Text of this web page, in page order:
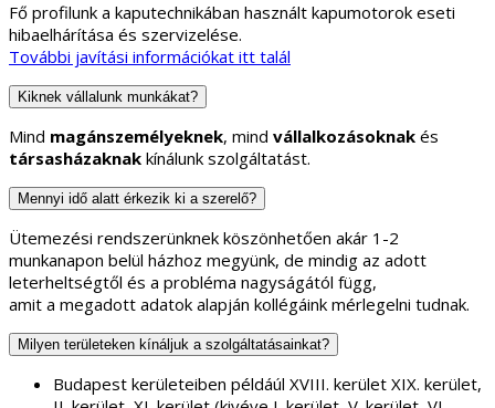
Fő profilunk a kaputechnikában használt kapumotorok eseti
hibaelhárítása és szervizelése.
További javítási információkat itt talál
Kiknek vállalunk munkákat?
Mind magánszemélyeknek, mind vállalkozásoknak és
társasházaknak kínálunk szolgáltatást.
Mennyi idő alatt érkezik ki a szerelő?
Ütemezési rendszerünknek köszönhetően akár 1-2
munkanapon belül házhoz megyünk, de mindig az adott
leterheltségtől és a probléma nagyságától függ,
amit a megadott adatok alapján kollégáink mérlegelni tudnak.
Milyen területeken kínáljuk a szolgáltatásainkat?
Budapest kerületeiben példáúl XVIII. kerület XIX. kerület,